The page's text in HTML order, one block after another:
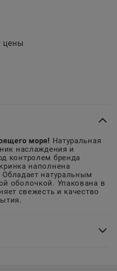
цены
моря! Натуральная
наслаждения и
контролем бренда
наполнена
Обладает натуральным
оболочкой. Упакована в
свежесть и качество